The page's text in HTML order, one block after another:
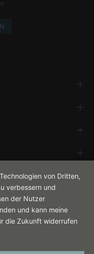
von Dritten,
verbessern und
der Nutzer
und kann meine
die Zukunft widerrufen